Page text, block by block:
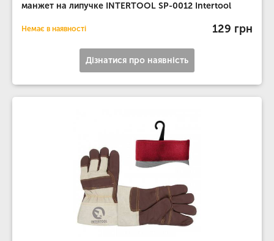
манжет на липучке INTERTOOL SP-0012 Intertool
Немає в наявності 129 грн
Дізнатися про наявність